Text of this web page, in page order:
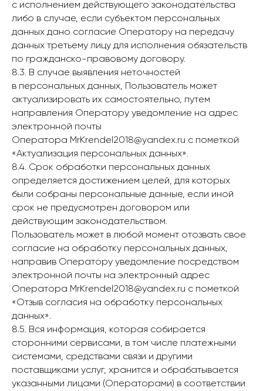
с исполнением действующего законодательства
либо в случае, если субъектом персональных
данных дано согласие Оператору на передачу
данных третьему лицу для исполнения обязательств
по гражданско-правовому договору.
8.3. В случае выявления неточностей
в персональных данных, Пользователь может
актуализировать их самостоятельно, путем
направления Оператору уведомление на адрес
электронной почты
Оператора MrKrendel2018@yandex.ru с пометкой
«Актуализация персональных данных».
8.4. Срок обработки персональных данных
определяется достижением целей, для которых
были собраны персональные данные, если иной
срок не предусмотрен договором или
действующим законодательством.
Пользователь может в любой момент отозвать свое
согласие на обработку персональных данных,
направив Оператору уведомление посредством
электронной почты на электронный адрес
Оператора MrKrendel2018@yandex.ru с пометкой
«Отзыв согласия на обработку персональных
данных».
8.5. Вся информация, которая собирается
сторонними сервисами, в том числе платежными
системами, средствами связи и другими
поставщиками услуг, хранится и обрабатывается
указанными лицами (Операторами) в соответствии